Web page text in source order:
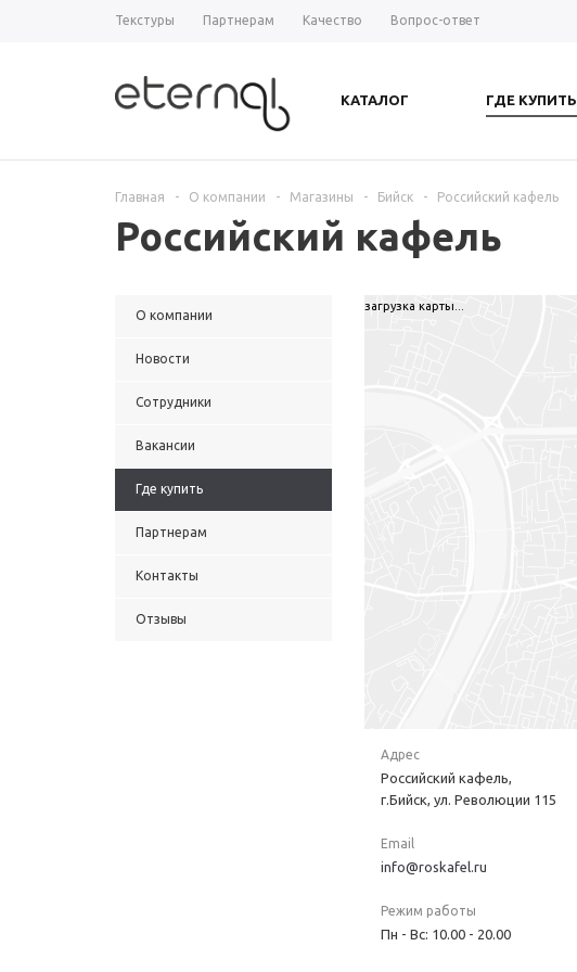
Текстуры Партнерам Качество Вопрос-ответ
КАТАЛОГ ГДЕ КУПИТЬ
Главная - О компании - Магазины - Бийск - Российский кафель
Российский кафель
О компании
Новости
Сотрудники
Вакансии
Где купить
Партнерам
Контакты
Отзывы
загрузка карты...
Адрес
Российский кафель,
г.Бийск, ул. Революции 115
Email
info@roskafel.ru
Режим работы
Пн - Вс: 10.00 - 20.00